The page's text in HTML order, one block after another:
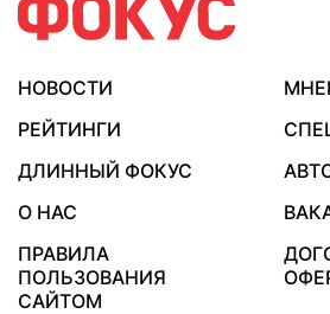
НОВОСТИ
РЕЙТИНГИ
ДЛИННЫЙ ФОКУС
О НАС
ПРАВИЛА
ПОЛЬЗОВАНИЯ
САЙТОМ